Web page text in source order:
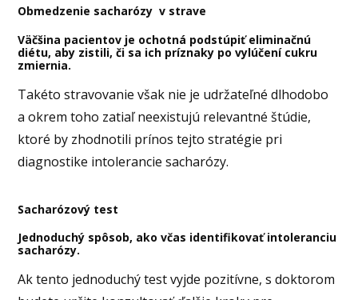
Obmedzenie sacharózy v strave
Väčšina pacientov je ochotná podstúpiť eliminačnú
diétu, aby zistili, či sa ich príznaky po vylúčení cukru
zmiernia.
Takéto stravovanie však nie je udržateľné dlhodobo
a okrem toho zatiaľ neexistujú relevantné štúdie,
ktoré by zhodnotili prínos tejto stratégie pri
diagnostike intolerancie sacharózy.
Sacharózový test
Jednoduchý spôsob, ako včas identifikovať intoleranciu
sacharózy.
Ak tento jednoduchý test vyjde pozitívne, s doktorom